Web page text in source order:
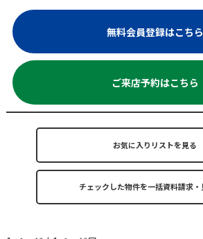
無料会員登録はこちら
ご来店予約はこちら
お気に入りリストを見る